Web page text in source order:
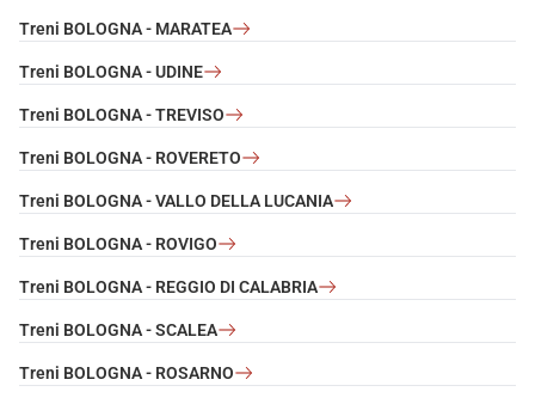
Treni BOLOGNA - MARATEA
Treni BOLOGNA - UDINE
Treni BOLOGNA - TREVISO
Treni BOLOGNA - ROVERETO
Treni BOLOGNA - VALLO DELLA LUCANIA
Treni BOLOGNA - ROVIGO
Treni BOLOGNA - REGGIO DI CALABRIA
Treni BOLOGNA - SCALEA
Treni BOLOGNA - ROSARNO